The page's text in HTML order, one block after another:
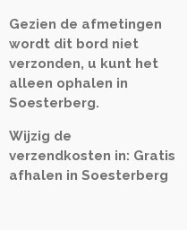
Gezien de afmetingen
wordt dit bord niet
verzonden, u kunt het
alleen ophalen in
Soesterberg.
Wijzig de
verzendkosten in: Gratis
afhalen in Soesterberg